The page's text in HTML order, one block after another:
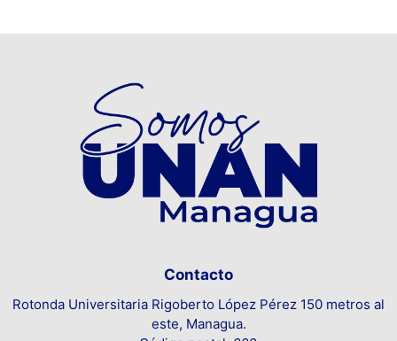
Contacto
Rotonda Universitaria Rigoberto López Pérez 150 metros al
este, Managua.